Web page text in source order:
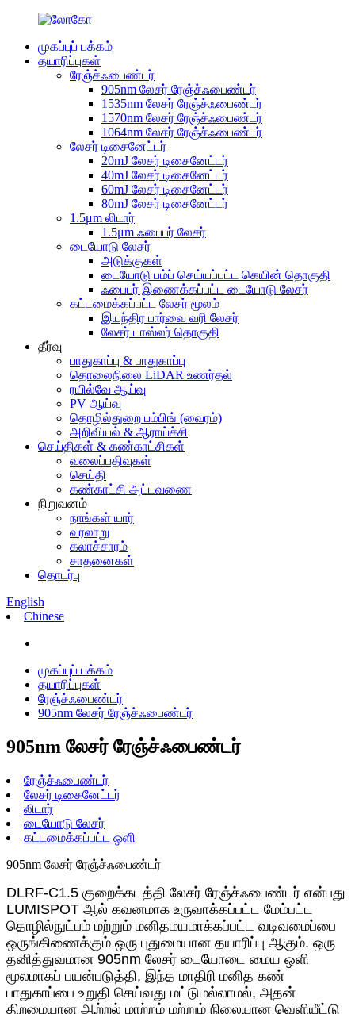
முகப்புப் பக்கம்
தயாரிப்புகள்
ரேஞ்ச்ஃபைண்டர்
905nm லேசர் ரேஞ்ச்ஃபைண்டர்
1535nm லேசர் ரேஞ்ச்ஃபைண்டர்
1570nm லேசர் ரேஞ்ச்ஃபைண்டர்
1064nm லேசர் ரேஞ்ச்ஃபைண்டர்
லேசர் டிசைனேட்டர்
20mJ லேசர் டிசைனேட்டர்
40mJ லேசர் டிசைனேட்டர்
60mJ லேசர் டிசைனேட்டர்
80mJ லேசர் டிசைனேட்டர்
1.5μm லிடார்
1.5μm ஃபைபர் லேசர்
டையோடு லேசர்
அடுக்குகள்
டையோடு பம்ப் செய்யப்பட்ட கெயின் தொகுதி
ஃபைபர் இணைக்கப்பட்ட டையோடு லேசர்
கட்டமைக்கப்பட்ட லேசர் மூலம்
இயந்திர பார்வை வரி லேசர்
லேசர் டாஸ்லர் தொகுதி
தீர்வு
பாதுகாப்பு & பாதுகாப்பு
தொலைநிலை LiDAR உணர்தல்
ரயில்வே ஆய்வு
PV ஆய்வு
தொழில்துறை பம்பிங் (வைரம்)
அறிவியல் & ஆராய்ச்சி
செய்திகள் & கண்காட்சிகள்
வலைப்பதிவுகள்
செய்தி
கண்காட்சி அட்டவணை
நிறுவனம்
நாங்கள் யார்
வரலாறு
கலாச்சாரம்
சாதனைகள்
தொடர்பு
English
Chinese
முகப்புப் பக்கம்
தயாரிப்புகள்
ரேஞ்ச்ஃபைண்டர்
905nm லேசர் ரேஞ்ச்ஃபைண்டர்
905nm லேசர் ரேஞ்ச்ஃபைண்டர்
ரேஞ்ச்ஃபைண்டர்
லேசர் டிசைனேட்டர்
லிடார்
டையோடு லேசர்
கட்டமைக்கப்பட்ட ஒளி
905nm லேசர் ரேஞ்ச்ஃபைண்டர்
DLRF-C1.5 குறைக்கடத்தி லேசர் ரேஞ்ச்ஃபைண்டர் என்பது
LUMISPOT ஆல் கவனமாக உருவாக்கப்பட்ட மேம்பட்ட
தொழில்நுட்பம் மற்றும் மனிதமயமாக்கப்பட்ட வடிவமைப்பை
ஒருங்கிணைக்கும் ஒரு புதுமையான தயாரிப்பு ஆகும். ஒரு
தனித்துவமான 905nm லேசர் டையோடை மைய ஒளி
மூலமாகப் பயன்படுத்தி, இந்த மாதிரி மனித கண்
பாதுகாப்பை உறுதி செய்வது மட்டுமல்லாமல், அதன்
திறமையான ஆற்றல் மாற்றம் மற்றும் நிலையான வெளியீட்டு